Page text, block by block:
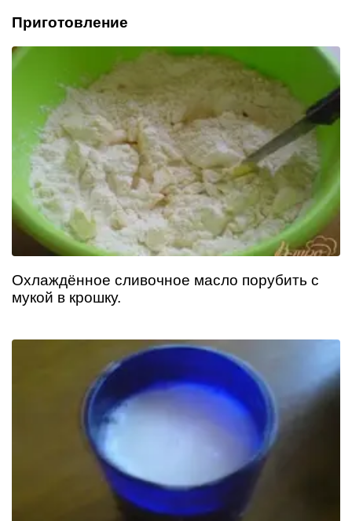
Приготовление
Охлаждённое сливочное масло порубить с
мукой в крошку.